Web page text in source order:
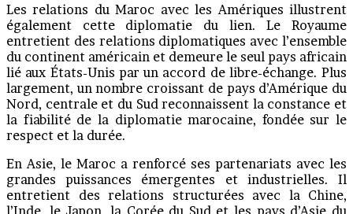
Les relations du Maroc avec les Amériques illustrent
également cette diplomatie du lien. Le Royaume
entretient des relations diplomatiques avec l’ensemble
du continent américain et demeure le seul pays africain
lié aux États-Unis par un accord de libre-échange. Plus
largement, un nombre croissant de pays d’Amérique du
Nord, centrale et du Sud reconnaissent la constance et
la fiabilité de la diplomatie marocaine, fondée sur le
respect et la durée.
En Asie, le Maroc a renforcé ses partenariats avec les
grandes puissances émergentes et industrielles. Il
entretient des relations structurées avec la Chine,
l’Inde, le Japon, la Corée du Sud et les pays d’Asie du